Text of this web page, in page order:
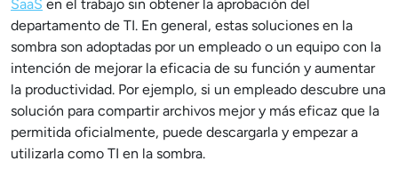
SaaS en el trabajo sin obtener la aprobación del
departamento de TI. En general, estas soluciones en la
sombra son adoptadas por un empleado o un equipo con la
intención de mejorar la eficacia de su función y aumentar
la productividad. Por ejemplo, si un empleado descubre una
solución para compartir archivos mejor y más eficaz que la
permitida oficialmente, puede descargarla y empezar a
utilizarla como TI en la sombra.